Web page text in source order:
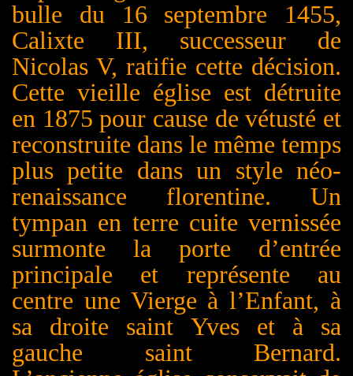
bulle du 16 septembre 1455,
Calixte III, successeur de
Nicolas V, ratifie cette décision.
Cette vieille église est détruite
en 1875 pour cause de vétusté et
reconstruite dans le même temps
plus petite dans un style néo-
renaissance florentine. Un
tympan en terre cuite vernissée
surmonte la porte d’entrée
principale et représente au
centre une Vierge à l’Enfant, à
sa droite saint Yves et à sa
gauche saint Bernard.